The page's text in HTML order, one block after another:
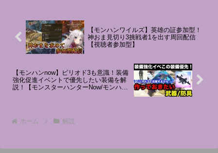
#ゆっくり解説
【モンハンワイルズ】英雄の証参加型！
神おま見切り3挑戦者1を出す周回配信
【視聴者参加型】
【モンハンnow】ピリオド3も意識！装備
強化促進イベントで優先したい装備を解
説！【モンスターハンターNow/モンハン
ホーム 解説